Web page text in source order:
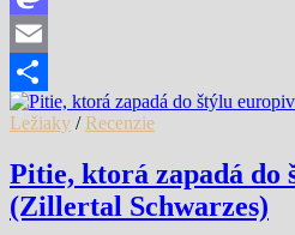
Mastodon
Email
Share
Ležiaky / Recenzie
Pitie, ktorá zapadá do
(Zillertal Schwarzes)